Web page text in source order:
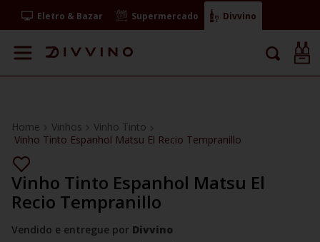
Eletro & Bazar Supermercado Divvino
Vinhos
Vinho Tinto
Vinho Tinto Espanhol Matsu El Recio Tempranillo
Vinho Tinto Espanhol Matsu El
Recio Tempranillo
Vendido e entregue por Divvino